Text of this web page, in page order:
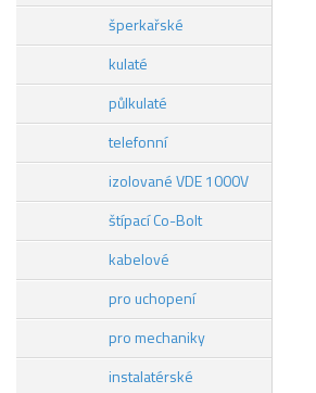
šperkařské
kulaté
půlkulaté
telefonní
izolované VDE 1000V
štípací Co-Bolt
kabelové
pro uchopení
pro mechaniky
instalatérské